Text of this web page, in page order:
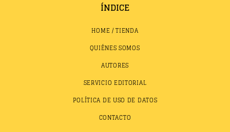
ÍNDICE
HOME / TIENDA
QUIÉNES SOMOS
AUTORES
SERVICIO EDITORIAL
POLÍTICA DE USO DE DATOS
CONTACTO